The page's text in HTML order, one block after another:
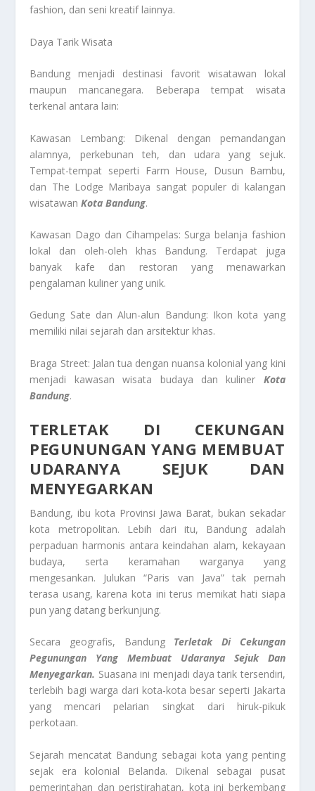
fashion, dan seni kreatif lainnya.
Daya Tarik Wisata
Bandung menjadi destinasi favorit wisatawan lokal
maupun mancanegara. Beberapa tempat wisata
terkenal antara lain:
Kawasan Lembang: Dikenal dengan pemandangan
alamnya, perkebunan teh, dan udara yang sejuk.
Tempat-tempat seperti Farm House, Dusun Bambu,
dan The Lodge Maribaya sangat populer di kalangan
wisatawan Kota Bandung.
Kawasan Dago dan Cihampelas: Surga belanja fashion
lokal dan oleh-oleh khas Bandung. Terdapat juga
banyak kafe dan restoran yang menawarkan
pengalaman kuliner yang unik.
Gedung Sate dan Alun-alun Bandung: Ikon kota yang
memiliki nilai sejarah dan arsitektur khas.
Braga Street: Jalan tua dengan nuansa kolonial yang kini
menjadi kawasan wisata budaya dan kuliner Kota
Bandung.
TERLETAK DI CEKUNGAN
PEGUNUNGAN YANG MEMBUAT
UDARANYA SEJUK DAN
MENYEGARKAN
Bandung, ibu kota Provinsi Jawa Barat, bukan sekadar
kota metropolitan. Lebih dari itu, Bandung adalah
perpaduan harmonis antara keindahan alam, kekayaan
budaya, serta keramahan warganya yang
mengesankan. Julukan “Paris van Java” tak pernah
terasa usang, karena kota ini terus memikat hati siapa
pun yang datang berkunjung.
Secara geografis, Bandung Terletak Di Cekungan
Pegunungan Yang Membuat Udaranya Sejuk Dan
Menyegarkan. Suasana ini menjadi daya tarik tersendiri,
terlebih bagi warga dari kota-kota besar seperti Jakarta
yang mencari pelarian singkat dari hiruk-pikuk
perkotaan.
Sejarah mencatat Bandung sebagai kota yang penting
sejak era kolonial Belanda. Dikenal sebagai pusat
pemerintahan dan peristirahatan, kota ini berkembang